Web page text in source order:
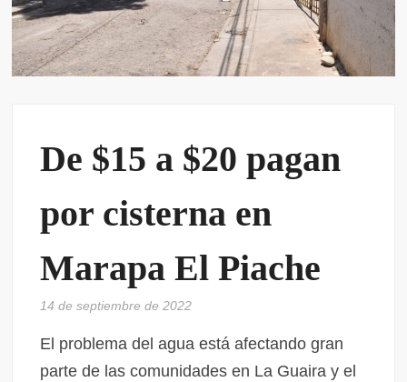
De $15 a $20 pagan
por cisterna en
Marapa El Piache
14 de septiembre de 2022
El problema del agua está afectando gran
parte de las comunidades en La Guaira y el